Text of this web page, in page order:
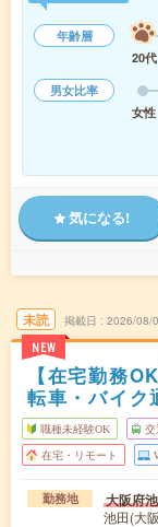
年齢層
20代
男女比率
女性
気になる!
未読
NEW
掲載日 2026/08/
【在宅勤務
転車・バイク
職種未経験OK 交
在宅・リモート
勤務地 大阪府
池田(大